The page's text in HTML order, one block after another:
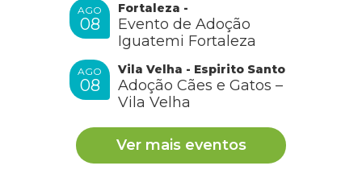
AGO
08
Fortaleza -
Evento de Adoção
Iguatemi Fortaleza
AGO
08
Vila Velha - Espirito Santo
Adoção Cães e Gatos –
Vila Velha
Ver mais eventos